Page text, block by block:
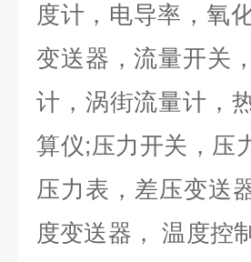
度计，电导率，氧
变送器，流量开关
计，涡街流量计，
算仪;压力开关，压
压力表，差压变送
度变送器， 温度控